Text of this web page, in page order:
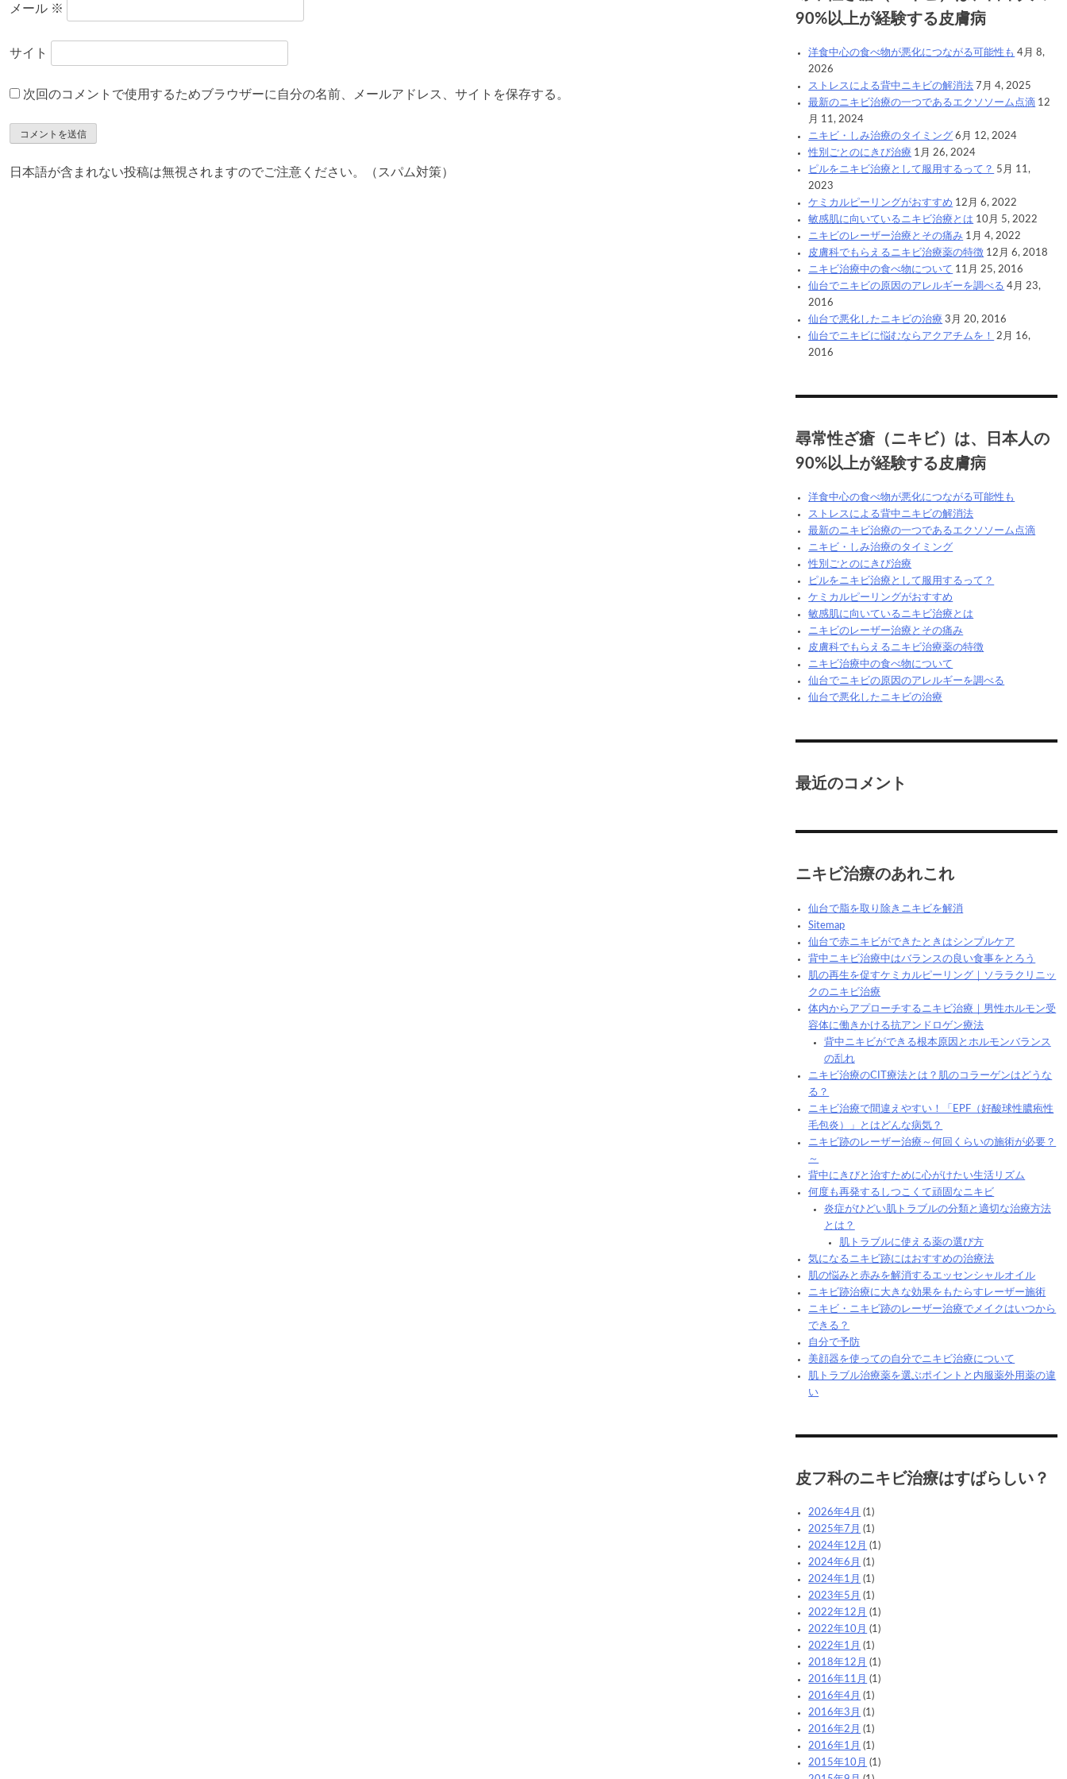
メール ※
サイト
次回のコメントで使用するためブラウザーに自分の名前、メールアドレス、サイトを保存する。
日本語が含まれない投稿は無視されますのでご注意ください。（スパム対策）
90%以上が経験する皮膚病
洋食中心の食べ物が悪化につながる可能性も 4月 8,
2026
ストレスによる背中ニキビの解消法 7月 4, 2025
最新のニキビ治療の一つであるエクソソーム点滴 12
月 11, 2024
ニキビ・しみ治療のタイミング 6月 12, 2024
性別ごとのにきび治療 1月 26, 2024
ピルをニキビ治療として服用するって？ 5月 11,
2023
ケミカルピーリングがおすすめ 12月 6, 2022
敏感肌に向いているニキビ治療とは 10月 5, 2022
ニキビのレーザー治療とその痛み 1月 4, 2022
皮膚科でもらえるニキビ治療薬の特徴 12月 6, 2018
ニキビ治療中の食べ物について 11月 25, 2016
仙台でニキビの原因のアレルギーを調べる 4月 23,
2016
仙台で悪化したニキビの治療 3月 20, 2016
仙台でニキビに悩むならアクアチムを！
2月 16,
2016
尋常性ざ瘡（ニキビ）は、日本人の
90%以上が経験する皮膚病
洋食中心の食べ物が悪化につながる可能性も
ストレスによる背中ニキビの解消法
最新のニキビ治療の一つであるエクソソーム点滴
ニキビ・しみ治療のタイミング
性別ごとのにきび治療
ピルをニキビ治療として服用するって？
ケミカルピーリングがおすすめ
敏感肌に向いているニキビ治療とは
ニキビのレーザー治療とその痛み
皮膚科でもらえるニキビ治療薬の特徴
ニキビ治療中の食べ物について
仙台でニキビの原因のアレルギーを調べる
仙台で悪化したニキビの治療
最近のコメント
ニキビ治療のあれこれ
仙台で脂を取り除きニキビを解消
Sitemap
仙台で赤ニキビができたときはシンプルケア
背中ニキビ治療中はバランスの良い食事をとろう
肌の再生を促すケミカルピーリング｜ソララクリニッ
クのニキビ治療
体内からアプローチするニキビ治療｜男性ホルモン受
容体に働きかける抗アンドロゲン療法
背中ニキビができる根本原因とホルモンバランス
の乱れ
ニキビ治療のCIT療法とは？肌のコラーゲンはどうな
る？
ニキビ治療で間違えやすい！「EPF（好酸球性膿疱性
毛包炎）」とはどんな病気？
ニキビ跡のレーザー治療～何回くらいの施術が必要？
～
背中にきびと治すために心がけたい生活リズム
何度も再発するしつこくて頑固なニキビ
炎症がひどい肌トラブルの分類と適切な治療方法
とは？
肌トラブルに使える薬の選び方
気になるニキビ跡にはおすすめの治療法
肌の悩みと赤みを解消するエッセンシャルオイル
ニキビ跡治療に大きな効果をもたらすレーザー施術
ニキビ・ニキビ跡のレーザー治療でメイクはいつから
できる？
自分で予防
美顔器を使っての自分でニキビ治療について
肌トラブル治療薬を選ぶポイントと内服薬外用薬の違
い
皮フ科のニキビ治療はすばらしい？
2026年4月 (1)
2025年7月 (1)
2024年12月 (1)
2024年6月 (1)
2024年1月 (1)
2023年5月 (1)
2022年12月 (1)
2022年10月 (1)
2022年1月 (1)
2018年12月 (1)
2016年11月 (1)
2016年4月 (1)
2016年3月 (1)
2016年2月 (1)
2016年1月 (1)
2015年10月 (1)